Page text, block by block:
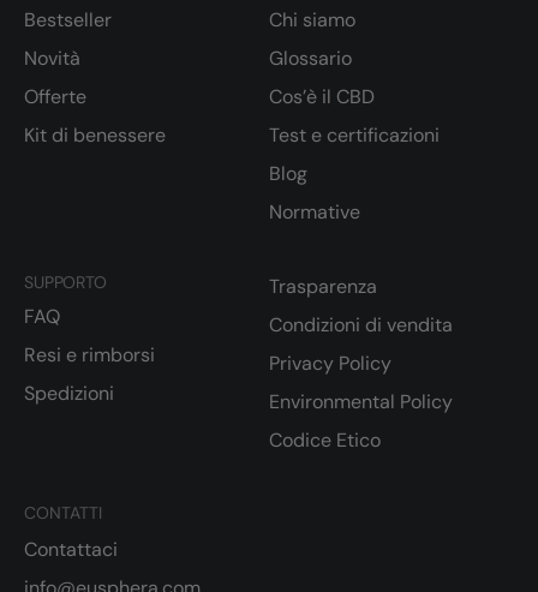
Bestseller
Novità
Offerte
Kit di benessere
Chi siamo
Glossario
Cos’è il CBD
Test e certificazioni
Blog
Normative
CONTATTI
Contattaci
SUPPORTO
FAQ
Resi e rimborsi
Spedizioni
Trasparenza
Condizioni di vendita
Privacy Policy
Environmental Policy
Codice Etico